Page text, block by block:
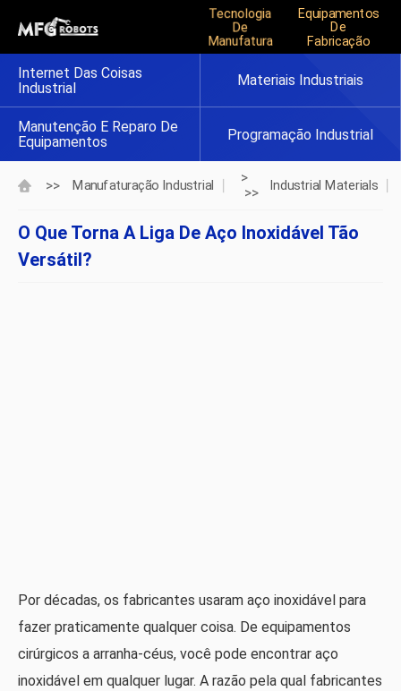
Tecnologia
De
Manufatura
Equipamentos
De
Fabricação
Internet Das Coisas
Industrial
Materiais Industriais
Manutenção E Reparo De
Equipamentos
Programação Industrial
>> Manufaturação Industrial
>
>>
Industrial Materials
O Que Torna A Liga De Aço Inoxidável Tão
Versátil?
Por décadas, os fabricantes usaram aço inoxidável para
fazer praticamente qualquer coisa. De equipamentos
cirúrgicos a arranha-céus, você pode encontrar aço
inoxidável em qualquer lugar. A razão pela qual fabricantes